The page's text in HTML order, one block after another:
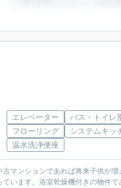
エレベーター バス・トイレ
フローリング
システムキッ
温水洗浄便座
マンションであれば将来子供が
います。浴室乾燥機付きの物件